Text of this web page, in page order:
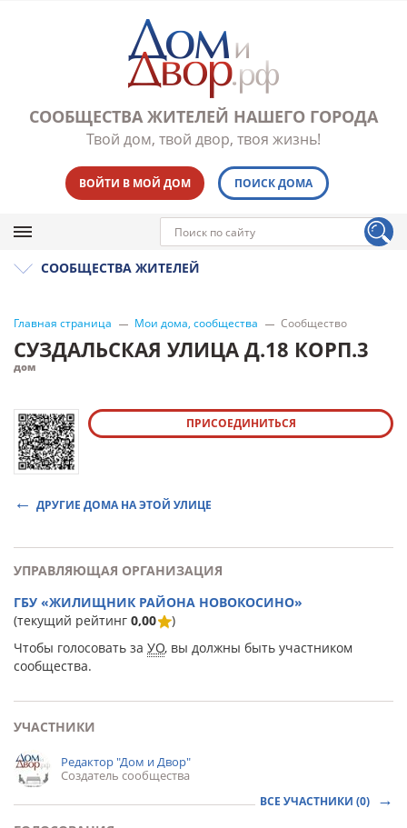
СООБЩЕСТВА ЖИТЕЛЕЙ НАШЕГО ГОРОДА
Твой дом, твой двор, твоя жизнь!
ВОЙТИ В МОЙ ДОМ ПОИСК ДОМА
СООБЩЕСТВА ЖИТЕЛЕЙ
Главная страница Мои дома, сообщества Сообщество
СУЗДАЛЬСКАЯ УЛИЦА Д.18 КОРП.3
дом
ПРИСОЕДИНИТЬСЯ
ДРУГИЕ ДОМА НА ЭТОЙ УЛИЦЕ
УПРАВЛЯЮЩАЯ ОРГАНИЗАЦИЯ
ГБУ «ЖИЛИЩНИК РАЙОНА НОВОКОСИНО»
(текущий рейтинг 0,00
)
Чтобы голосовать за УО, вы должны быть участником
сообщества.
УЧАСТНИКИ
Редактор "Дом и Двор"
Создатель сообщества
ВСЕ УЧАСТНИКИ (0)